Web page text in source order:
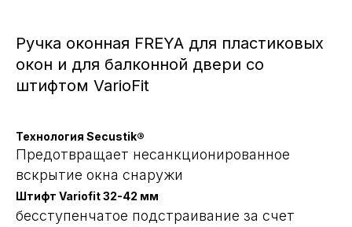
Ручка оконная FREYA для пластиковых
окон и для балконной двери со
штифтом VarioFit
Технология Secustik®
Предотвращает несанкционированное
вскрытие окна снаружи
Штифт Variofit 32-42 мм
бесступенчатое подстраивание за счет